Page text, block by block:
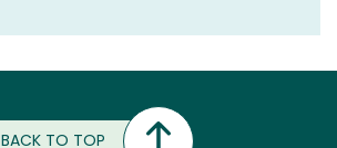
BACK TO TOP